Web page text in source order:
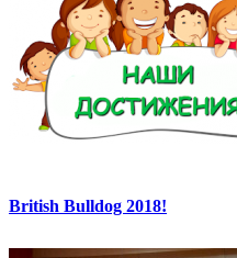
British Bulldog 2018!